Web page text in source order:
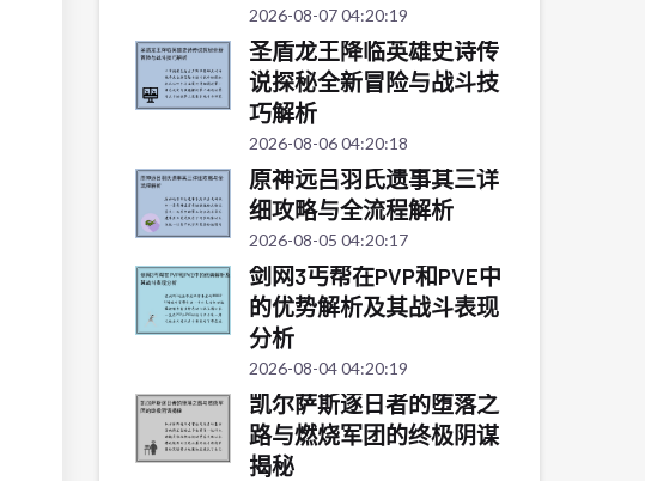
2026-08-07 04:20:19
圣盾龙王降临英雄史诗传
说探秘全新冒险与战斗技
巧解析
2026-08-06 04:20:18
原神远吕羽氏遗事其三详
细攻略与全流程解析
2026-08-05 04:20:17
剑网3丐帮在PVP和PVE中
的优势解析及其战斗表现
分析
2026-08-04 04:20:19
凯尔萨斯逐日者的堕落之
路与燃烧军团的终极阴谋
揭秘